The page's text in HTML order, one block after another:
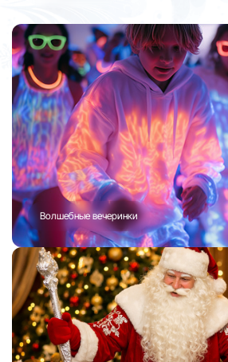
Волшебные вечеринки